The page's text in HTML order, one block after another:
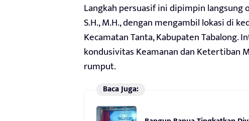
Langkah persuasif ini dipimpin langsung
S.H., M.H., dengan mengambil lokasi di
Kecamatan Tanta, Kabupaten
kondusivitas Keamanan dan Ketertiban
rumput.
Baca Juga: